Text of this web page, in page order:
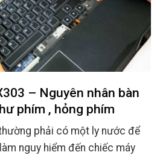
– Nguyên nhân bàn
phím , hỏng phím
phải có một ly nước để
nguy hiểm đến chiếc máy